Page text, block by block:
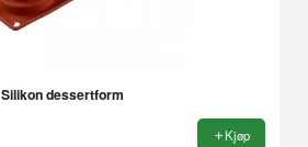
Silikon dessertform
Kjøp